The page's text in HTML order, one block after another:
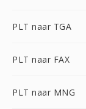
PLT naar TGA
PLT naar FAX
PLT naar MNG